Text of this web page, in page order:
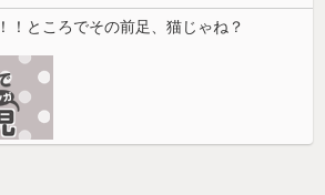
！ところでその前足、猫じゃね？